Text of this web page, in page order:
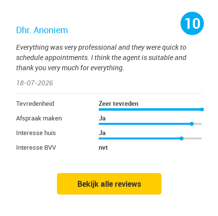
10
Dhr. Anoniem
Everything was very professional and they were quick to
schedule appointments. I think the agent is suitable and
thank you very much for everything.
18-07-2026
Tevredenheid
Zeer tevreden
Afspraak maken
Ja
Interesse huis
Ja
Interesse BVV
nvt
Bekijk alle reviews